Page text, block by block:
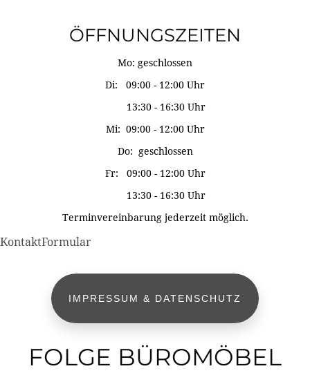
ÖFFNUNGSZEITEN
Mo: geschlossen
Di: 09:00 - 12:00 Uhr
13:30 - 16:30 Uhr
Mi: 09:00 - 12:00 Uhr
Do: geschlossen
Fr: 09:00 - 12:00 Uhr
13:30 - 16:30 Uhr
Terminvereinbarung jederzeit möglich.
KontaktFormular
IMPRESSUM & DATENSCHUTZ
FOLGE BÜROMÖBEL